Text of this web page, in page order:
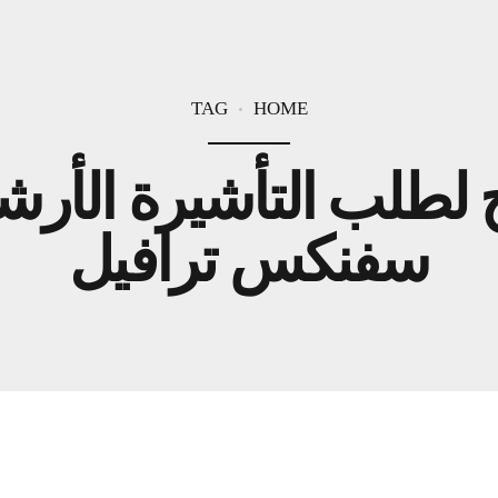
HOME
TAG
لطلب التأشيرة
سفنكس ترافيل